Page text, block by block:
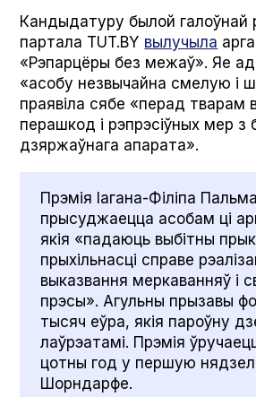
Кандыдатуру былой галоўнай
партала TUT.BY вылучыла
«Рэпарцёры без межаў». Яе
«асобу незвычайна смелую і
праявіла сябе «перад тварам
перашкод і рэпрэсіўных мер з
дзяржаўнага апарата».
Прэмія Іагана-Філіпа Пальма
прысуджаецца асобам ці
якія «падаюць выбітны
прыхільнасці справе
выказвання меркаванняў і
прэсы». Агульны прызавы
тысяч еўра, якія пароўну
лаўрэатамі. Прэмія
цотны год у першую
Шорндарфе.